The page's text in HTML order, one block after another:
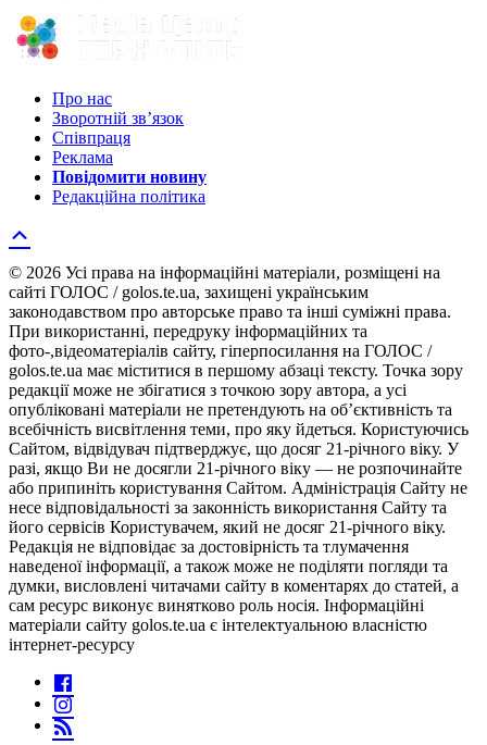
Про нас
Зворотній зв’язок
Співпраця
Реклама
Повідомити новину
Редакційна політика
© 2026 Усі права на інформаційні матеріали, розміщені на
сайті ГОЛОС / golos.te.ua, захищені українським
законодавством про авторське право та інші суміжні права.
При використанні, передруку інформаційних та
фото-,відеоматеріалів сайту, гіперпосилання на ГОЛОС /
golos.te.ua має міститися в першому абзаці тексту. Точка зору
редакції може не збігатися з точкою зору автора, а усі
опубліковані матеріали не претендують на об’єктивність та
всебічність висвітлення теми, про яку йдеться. Користуючись
Сайтом, відвідувач підтверджує, що досяг 21-річного віку. У
разі, якщо Ви не досягли 21-річного віку — не розпочинайте
або припиніть користування Сайтом. Адміністрація Сайту не
несе відповідальності за законність використання Сайту та
його сервісів Користувачем, який не досяг 21-річного віку.
Редакція не відповідає за достовірність та тлумачення
наведеної інформації, а також може не поділяти погляди та
думки, висловлені читачами сайту в коментарях до статей, а
сам ресурс виконує винятково роль носія. Інформаційні
матеріали сайту golos.te.ua є інтелектуальною власністю
інтернет-ресурсу